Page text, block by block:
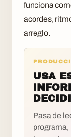
funciona
acordes,
arreglo.
USA
Pasa de
programa,